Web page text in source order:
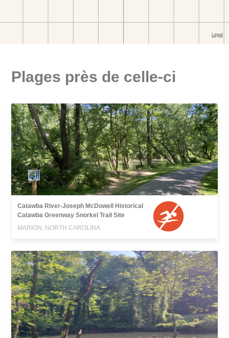
Plages près de celle-ci
Catawba River-Joseph McDowell Historical
Catawba Greenway Snorkel Trail Site
MARION, NORTH CAROLINA